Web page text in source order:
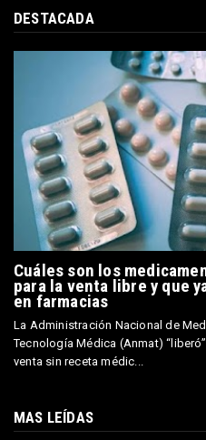
DESTACADA
Cuáles son los
para la venta libre y que
en farmacias
La Administración Nacional de
Tecnología Médica (Anmat)
venta sin receta médic...
MAS LEÍDAS